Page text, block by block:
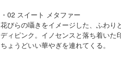
・02 スイート メタファー
花びらの囁きをイメージした、ふわり
ディピンク。イノセンスと落ち着いた
ちょうどいい華やぎを連れてくる。